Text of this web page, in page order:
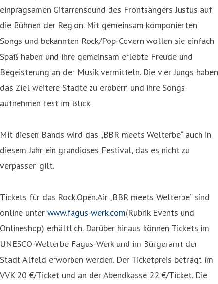
einprägsamen Gitarrensound des Frontsängers Justus auf
die Bühnen der Region. Mit gemeinsam komponierten
Songs und bekannten Rock/Pop-Covern wollen sie einfach
Spaß haben und ihre gemeinsam erlebte Freude und
Begeisterung an der Musik vermitteln. Die vier Jungs haben
das Ziel weitere Städte zu erobern und ihre Songs
aufnehmen fest im Blick.
Mit diesen Bands wird das „BBR meets Welterbe“ auch in
diesem Jahr ein grandioses Festival, das es nicht zu
verpassen gilt.
Tickets für das Rock.Open.Air „BBR meets Welterbe“ sind
online unter www.fagus-werk.com(Rubrik Events und
Onlineshop) erhältlich. Darüber hinaus können Tickets im
UNESCO-Welterbe Fagus-Werk und im Bürgeramt der
Stadt Alfeld erworben werden. Der Ticketpreis beträgt im
VVK 20 €/Ticket und an der Abendkasse 22 €/Ticket. Die